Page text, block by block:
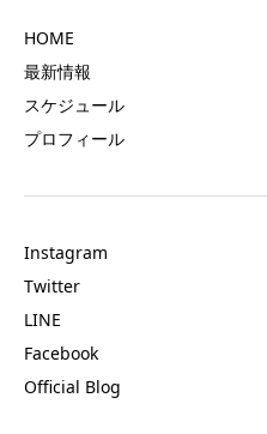
HOME
最新情報
スケジュール
プロフィール
Instagram
Twitter
LINE
Facebook
Official Blog